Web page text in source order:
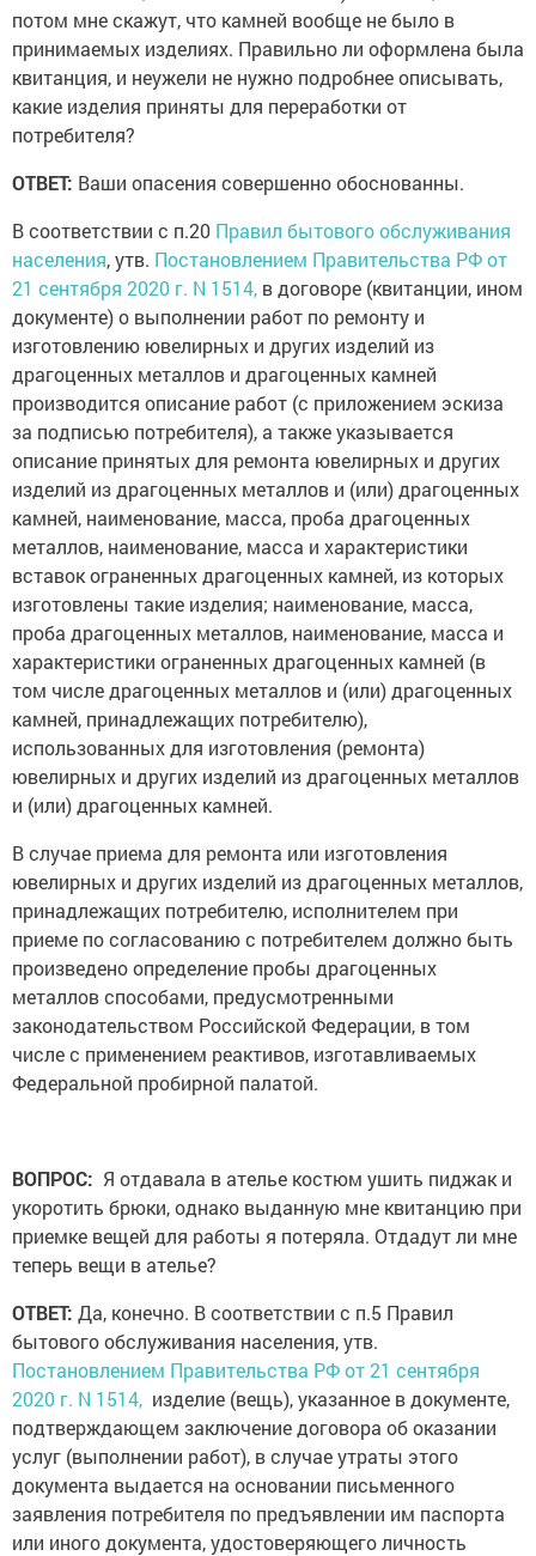
потом мне скажут, что камней вообще не было в
принимаемых изделиях. Правильно ли оформлена была
квитанция, и неужели не нужно подробнее описывать,
какие изделия приняты для переработки от
потребителя?
ОТВЕТ: Ваши опасения совершенно обоснованны.
В соответствии с п.20 Правил бытового обслуживания
населения, утв. Постановлением Правительства РФ от
21 сентября 2020 г. N 1514, в договоре (квитанции, ином
документе) о выполнении работ по ремонту и
изготовлению ювелирных и других изделий из
драгоценных металлов и драгоценных камней
производится описание работ (с приложением эскиза
за подписью потребителя), а также указывается
описание принятых для ремонта ювелирных и других
изделий из драгоценных металлов и (или) драгоценных
камней, наименование, масса, проба драгоценных
металлов, наименование, масса и характеристики
вставок ограненных драгоценных камней, из которых
изготовлены такие изделия; наименование, масса,
проба драгоценных металлов, наименование, масса и
характеристики ограненных драгоценных камней (в
том числе драгоценных металлов и (или) драгоценных
камней, принадлежащих потребителю),
использованных для изготовления (ремонта)
ювелирных и других изделий из драгоценных металлов
и (или) драгоценных камней.
В случае приема для ремонта или изготовления
ювелирных и других изделий из драгоценных металлов,
принадлежащих потребителю, исполнителем при
приеме по согласованию с потребителем должно быть
произведено определение пробы драгоценных
металлов способами, предусмотренными
законодательством Российской Федерации, в том
числе с применением реактивов, изготавливаемых
Федеральной пробирной палатой.
ВОПРОС: Я отдавала в ателье костюм ушить пиджак и
укоротить брюки, однако выданную мне квитанцию при
приемке вещей для работы я потеряла. Отдадут ли мне
теперь вещи в ателье?
ОТВЕТ: Да, конечно. В соответствии с п.5 Правил
бытового обслуживания населения, утв.
Постановлением Правительства РФ от 21 сентября
2020 г. N 1514, изделие (вещь), указанное в документе,
подтверждающем заключение договора об оказании
услуг (выполнении работ), в случае утраты этого
документа выдается на основании письменного
заявления потребителя по предъявлении им паспорта
или иного документа, удостоверяющего личность